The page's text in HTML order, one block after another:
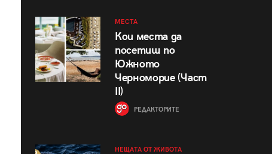
МЕСТА
Кои места да
посетиш по
Южното
Черноморие (Част
II)
РЕДАКТОРИТЕ
НЕЩАТА ОТ ЖИВОТА